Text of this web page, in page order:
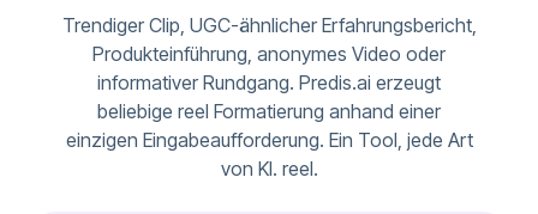
Trendiger Clip, UGC-ähnlicher Erfahrungsbericht,
Produkteinführung, anonymes Video oder
informativer Rundgang. Predis.ai erzeugt
beliebige reel Formatierung anhand einer
einzigen Eingabeaufforderung. Ein Tool, jede Art
von KI. reel.